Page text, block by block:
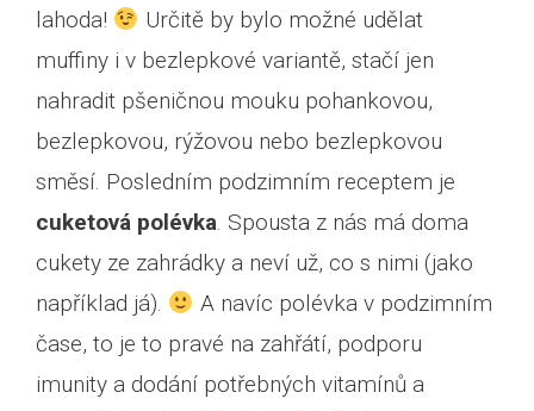
lahoda!
Určitě by bylo možné udělat
muffiny i v bezlepkové variantě, stačí jen
nahradit pšeničnou mouku pohankovou,
bezlepkovou, rýžovou nebo bezlepkovou
směsí. Posledním podzimním receptem je
cuketová polévka. Spousta z nás má doma
cukety ze zahrádky a neví už, co s nimi (jako
například já).
A navíc polévka v podzimním
čase, to je to pravé na zahřátí, podporu
imunity a dodání potřebných vitamínů a